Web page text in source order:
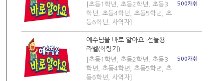
[초등1학년, 초등2학년, 초등3
학년, 초등4학년, 초등5학년, 초
등6학년, 사역자]
500캐쉬
예수님을 바로 알아요_선물용
라벨(학령기)
[초등1학년, 초등2학년, 초등3
학년, 초등4학년, 초등5학년, 초
등6학년, 사역자]
500캐쉬